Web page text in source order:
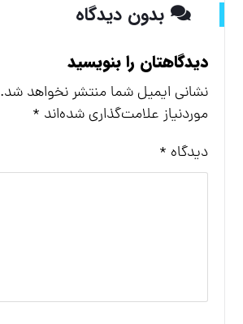
بدون دیدگاه
دیدگاهتان را بنویسید
نشانی ایمیل شما منتشر نخواهد شد.
موردنیاز علامت‌گذاری شده‌اند *
دیدگاه *